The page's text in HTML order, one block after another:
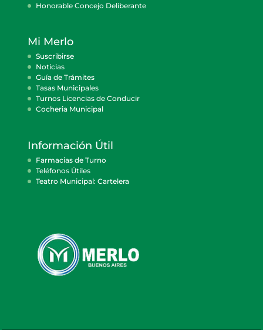
Honorable Concejo Deliberante
Mi Merlo
Suscribirse
Noticias
Guía de Trámites
Tasas Municipales
Turnos Licencias de Conducir
Cocheria Municipal
Información Útil
Farmacias de Turno
Teléfonos Útiles
Teatro Municipal: Cartelera